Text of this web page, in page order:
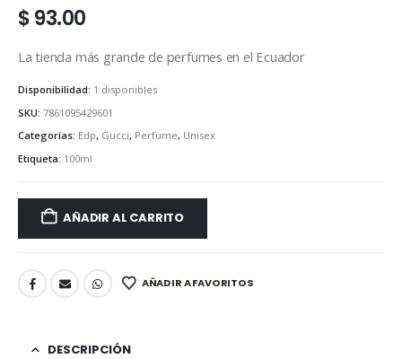
$93.00
La tienda más grande de perfumes en el Ecuador
Disponibilidad: 1 disponibles
SKU: 7861095429601
Categorías: Edp, Gucci, Perfume, Unisex
Etiqueta: 100ml
AÑADIR AL CARRITO
AÑADIR A FAVORITOS
DESCRIPCIÓN